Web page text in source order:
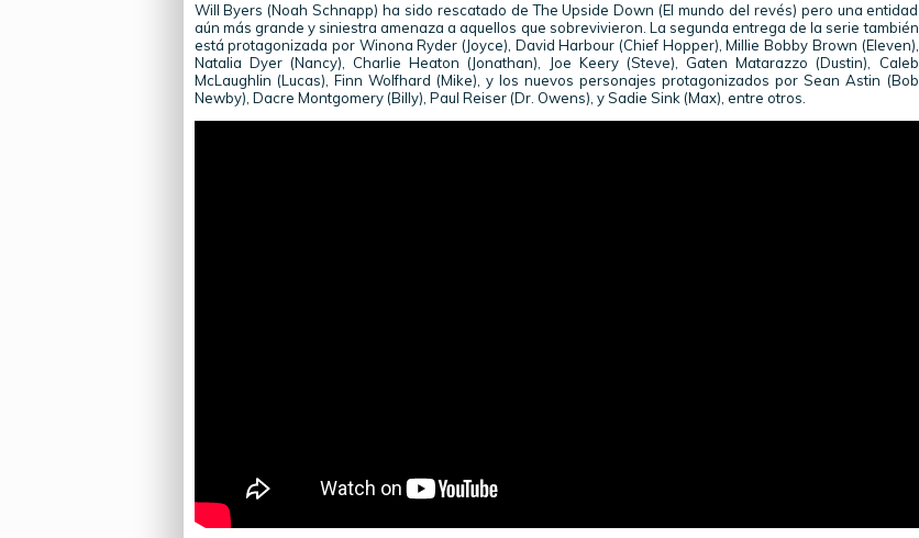
Will Byers (Noah Schnapp) ha sido rescatado de The Upside Down (El mundo del revés) pero una entidad
aún más grande y siniestra amenaza a aquellos que sobrevivieron. La segunda entrega de la serie también
está protagonizada por Winona Ryder (Joyce), David Harbour (Chief Hopper), Millie Bobby Brown (Eleven),
Natalia Dyer (Nancy), Charlie Heaton (Jonathan), Joe Keery (Steve), Gaten Matarazzo (Dustin), Caleb
McLaughlin (Lucas), Finn Wolfhard (Mike), y los nuevos personajes protagonizados por Sean Astin (Bob
Newby), Dacre Montgomery (Billy), Paul Reiser (Dr. Owens), y Sadie Sink (Max), entre otros.